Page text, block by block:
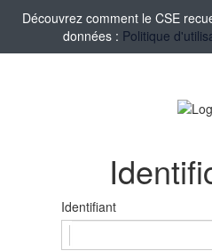
Découvrez comment le CSE
données : Politique
Identifiant